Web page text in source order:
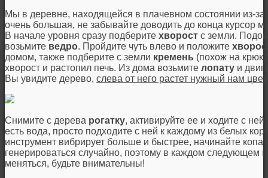
Мы в деревне, находящейся в плачевном состоянии из-за
очень большая, не забывайте доводить до конца курсор
В начале уровня сразу подберите хворост с земли.
возьмите ведро. Пройдите чуть влево и положите
домом, также подберите с земли кремень (похож на
хворост и растопил печь. Из дома возьмите лопату и
Вы увидите дерево, слева от него растет нужный нам
Снимите с дерева рогатку, активируйте ее и ходите с
есть вода, просто подходите с ней к каждому из белых
инструмент вибрирует больше и быстрее, начинайте
генерироваться случайно, поэтому в каждом следующем
меняться, будьте внимательны!